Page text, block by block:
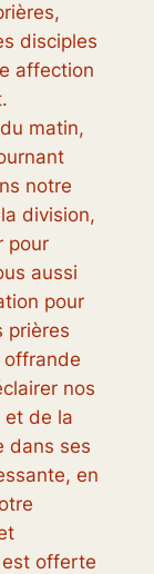
disciples
affection
matin,
notre
division,
pour
aussi
pour
prières
offrande
nos
et de la
dans ses
en
est offerte